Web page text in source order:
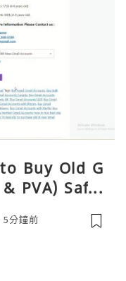
Buy Old G
PVA) Safel
5分鐘前